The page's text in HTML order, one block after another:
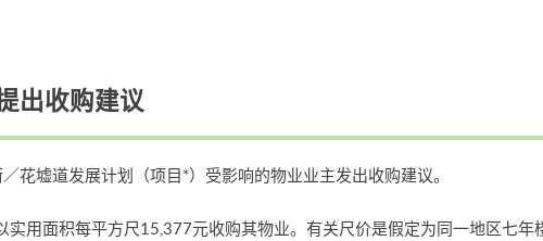
出收购建议
墟道发展计划（项目*）受影响的物业业主发出收购建议。
用面积每平方尺15,377元收购其物业。有关尺价是假定为同一地区七年